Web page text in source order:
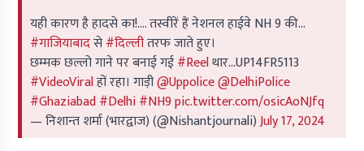
यही कारण है हादसे का!.... तस्वीरें हैं नेशनल हाईवे NH 9 की...
#गाजियाबादसे#दिल्लीतरफ जाते हुए।
छम्मक छल्लो गाने पर बनाई गई#Reelथार...UP14FR5113
#VideoViralहों रहा। गाड़ी@Uppolice@DelhiPolice
#Ghaziabad#Delhi#NH9pic.twitter.com/osicAoNJfq
— निशान्त शर्मा (भारद्वाज) (@Nishantjournali)July 17, 2024